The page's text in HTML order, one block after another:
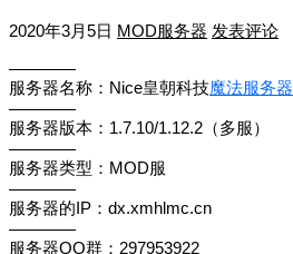
2020年3月5日 MOD服务器 发表评论
————
服务器名称：Nice皇朝科技魔法服务器
————
服务器版本：1.7.10/1.12.2（多服）
————
服务器类型：MOD服
————
服务器的IP：dx.xmhlmc.cn
————
服务器QQ群：297953922